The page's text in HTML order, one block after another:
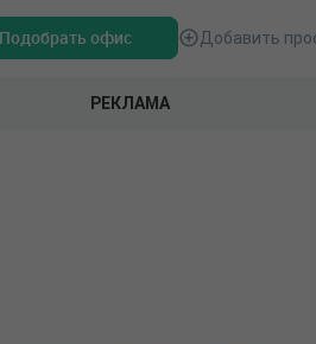
Подобрать офис Добавить
РЕКЛАМА